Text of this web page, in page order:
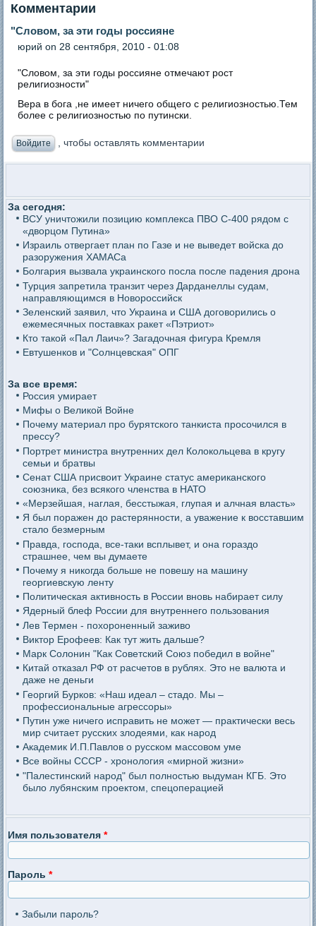
Комментарии
"Словом, за эти годы россияне
юрий on 28 сентября, 2010 - 01:08
"Словом, за эти годы россияне отмечают рост
религиозности"
Вера в бога ,не имеет ничего общего с религиозностью.Тем
более с религиозностью по путински.
Войдите , чтобы оставлять комментарии
За сегодня:
ВСУ уничтожили позицию комплекса ПВО С-400 рядом с
«дворцом Путина»
Израиль отвергает план по Газе и не выведет войска до
разоружения ХАМАСа
Болгария вызвала украинского посла после падения дрона
Турция запретила транзит через Дарданеллы судам,
направляющимся в Новороссийск
Зеленский заявил, что Украина и США договорились о
ежемесячных поставках ракет «Пэтриот»
Кто такой «Пал Лаич»? Загадочная фигура Кремля
Евтушенков и "Солнцевская" ОПГ
За все время:
Россия умирает
Мифы о Великой Войне
Почему материал про бурятского танкиста просочился в
прессу?
Портрет министра внутренних дел Колокольцева в кругу
семьи и братвы
Сенат США присвоит Украине статус американского
союзника, без всякого членства в НАТО
«Мерзейшая, наглая, бесстыжая, глупая и алчная власть»
Я был поражен до растерянности, а уважение к восставшим
стало безмерным
Правда, господа, все-таки всплывет, и она гораздо
страшнее, чем вы думаете
Почему я никогда больше не повешу на машину
георгиевскую ленту
Политическая активность в России вновь набирает силу
Ядерный блеф России для внутреннего пользования
Лев Термен - похороненный заживо
Виктор Ерофеев: Как тут жить дальше?
Марк Солонин "Как Советский Союз победил в войне"
Китай отказал РФ от расчетов в рублях. Это не валюта и
даже не деньги
Георгий Бурков: «Наш идеал – стадо. Мы –
профессиональные агрессоры»
Путин уже ничего исправить не может — практически весь
мир считает русских злодеями, как народ
Академик И.П.Павлов о русском массовом уме
Все войны СССР - хронология «мирной жизни»
"Палестинский народ" был полностью выдуман КГБ. Это
было лубянским проектом, спецоперацией
Имя пользователя*
Пароль*
Забыли пароль?